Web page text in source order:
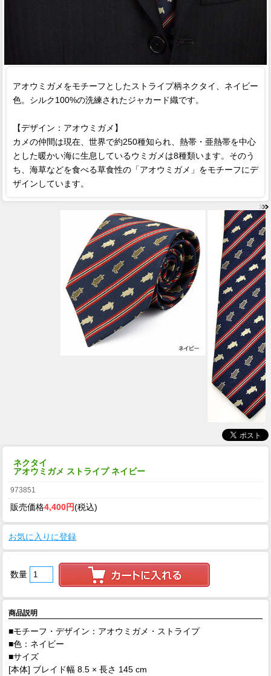
アオウミガメをモチーフとしたストライプ柄ネクタイ、ネイビー
色。シルク100%の洗練されたジャカード織です。
【デザイン：アオウミガメ】
カメの仲間は現在、世界で約250種知られ、熱帯・亜熱帯を中心
とした暖かい海に生息しているウミガメは8種類います。そのう
ち、海草などを食べる草食性の「アオウミガメ」をモチーフにデ
ザインしています。
ネクタイ
アオウミガメ ストライプ ネイビー
973851
販売価格4,400円(税込)
お気に入りに登録
数量
商品説明
■モチーフ・デザイン：アオウミガメ・ストライプ
■色：ネイビー
■サイズ
[本体] ブレイド幅 8.5 × 長さ 145 cm